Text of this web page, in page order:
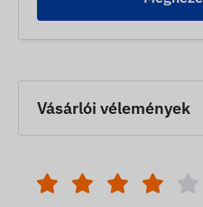
Vásárlói vélemények